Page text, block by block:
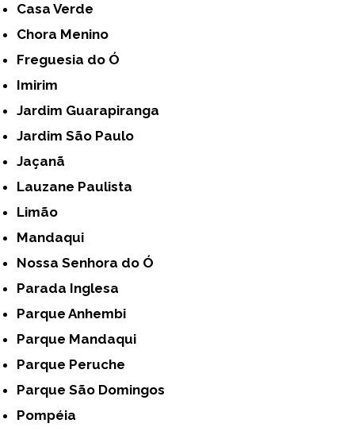
Casa Verde
Chora Menino
Freguesia do Ó
Imirim
Jardim Guarapiranga
Jardim São Paulo
Jaçanã
Lauzane Paulista
Limão
Mandaqui
Nossa Senhora do Ó
Parada Inglesa
Parque Anhembi
Parque Mandaqui
Parque Peruche
Parque São Domingos
Pompéia